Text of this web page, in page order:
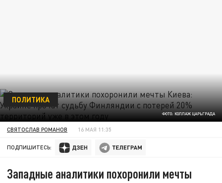
ФОТО: КОЛЛАЖ ЦАРЬГРАДА
ПОЛИТИКА
СВЯТОСЛАВ РОМАНОВ 16 МАЯ 11:35
ПОДПИШИТЕСЬ:
Западные аналитики похоронили мечты